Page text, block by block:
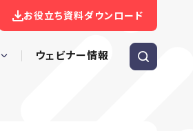
お役立ち資料ダウンロード
ウェビナー情報